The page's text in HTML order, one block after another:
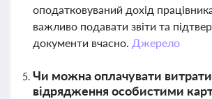
оподатковуваний дохід
важливо подавати звіти та
документи вчасно. Джерело
Чи можна оплачувати
відрядження особистими